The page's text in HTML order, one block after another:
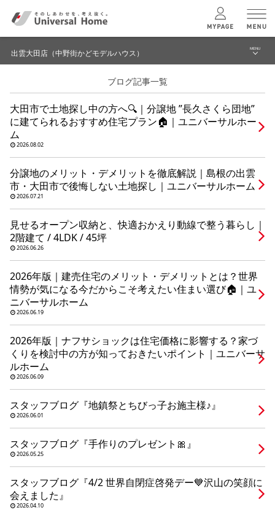
menu
ユニバーサルホームの特長
コンセプトプラン
モデルハウス検索・見学予約
シミュレーション
家づくりの知識
出雲大田店（中野街かどモデルハウス） MENU
建築実例・事例
イベント
モデルハウス見学予約
出雲大田店（中野街かどモデルハウス） TOPへ
ブログ記事一覧
大田市で土地探し中の方へ🔍｜分譲地 ”長久さくら団地”
に建てられるおすすめ住宅プラン🏠｜ユニバーサルホー
ム
2026.08.02
分譲地のメリット・デメリットを徹底解説｜島根の出雲
市・大田市で後悔しない土地探し｜ユニバーサルホーム
2026.07.21
見せるオープン収納と、快適おかえり動線で整う暮らし｜
2階建て / 4LDK / 45坪
2026.06.26
2026年版｜建売住宅のメリット・デメリットとは？世界
情勢が気になる今だからこそ考えたい住まい選び🏠｜ユ
ニバーサルホーム
2026.06.19
2026年版｜ナフサショックは住宅価格に影響する？家づ
くりを検討中の方が知っておきたいポイント｜ユニバーサ
ルホーム
2026.06.09
スタッフブログ『地鎮祭とちびっ子お施主様♪』
2026.06.01
スタッフブログ『手作りのプレゼント🎀』
2026.05.25
スタッフブログ『4/2 世界自閉症啓発デー💙沢山の笑顔に
会えました』
2026.04.10